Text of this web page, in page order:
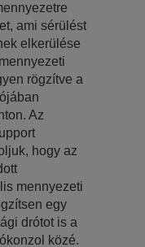
ami sérülést
elkerülése
rögzítve a
Az
hogy az
mennyezeti
egy
drótot is a
közé.